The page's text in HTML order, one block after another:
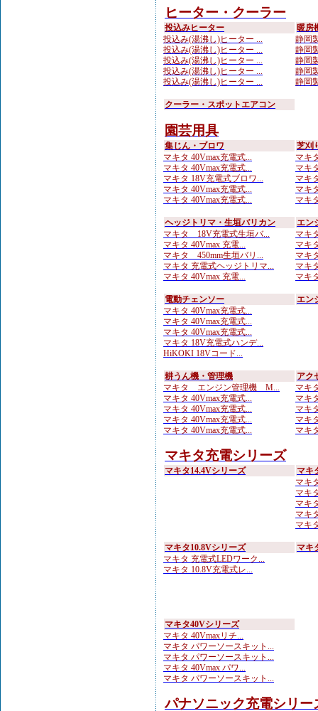
ヒーター・クーラー
投込みヒーター
投込み(湯沸し)ヒーター ...
投込み(湯沸し)ヒーター ...
投込み(湯沸し)ヒーター ...
投込み(湯沸し)ヒーター ...
投込み(湯沸し)ヒーター ...
暖房
静岡
静岡
静岡
静岡
静岡
クーラー・スポットエアコン
園芸用具
集じん・ブロワ
マキタ 40Vmax充電式...
マキタ 40Vmax充電式...
マキタ 18V充電式ブロワ...
マキタ 40Vmax充電式...
マキタ 40Vmax充電式...
芝刈
マキ
マキ
マキ
マキ
マキ
ヘッジトリマ・生垣バリカン
マキタ 18V充電式生垣バ...
マキタ 40Vmax 充電...
マキタ 450mm生垣バリ...
マキタ 充電式ヘッジトリマ...
マキタ 40Vmax 充電...
エン
マキ
マキ
マキ
マキ
マキ
電動チェンソー
マキタ 40Vmax充電式...
マキタ 40Vmax充電式...
マキタ 40Vmax充電式...
マキタ 18V充電式ハンデ...
HiKOKI 18Vコード...
エン
耕うん機・管理機
マキタ エンジン管理機 M...
マキタ 40Vmax充電式...
マキタ 40Vmax充電式...
マキタ 40Vmax充電式...
マキタ 40Vmax充電式...
アク
マキ
マキ
マキ
マキ
マキ
マキタ充電シリーズ
マキタ14.4Vシリーズ
マキ
マキ
マキ
マキ
マキ
マキ
マキタ10.8Vシリーズ
マキタ 充電式LEDワーク...
マキタ 10.8V充電式レ...
マキ
マキタ40Vシリーズ
マキタ 40Vmaxリチ...
マキタ パワーソースキット...
マキタ パワーソースキット...
マキタ 40Vmax パワ...
マキタ パワーソースキット...
パナソニック充電シリー